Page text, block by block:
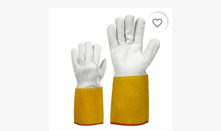
favorite_border